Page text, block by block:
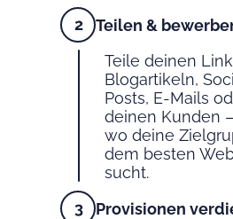
Teilen &
Teile deinen
Blogartikeln,
Posts, E-Mails
deinen Kunden
wo deine
dem besten
sucht.
Provisionen